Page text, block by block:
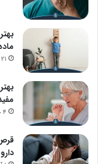
۲۱ تیر ۱۴۰۲
۴ خرداد ۱۴۰۲